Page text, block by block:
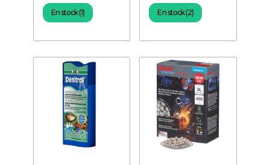
En stock (1) En stock (2)